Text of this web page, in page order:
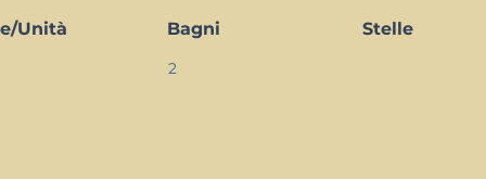
Unità Bagni
2
Stelle